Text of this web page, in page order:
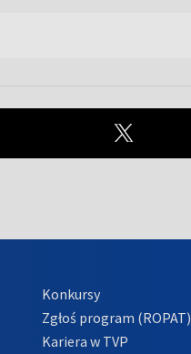
Konkursy
Zgłoś program (ROPAT)
Kariera w TVP